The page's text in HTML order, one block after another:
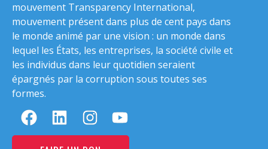
mouvement Transparency International,
mouvement présent dans plus de cent pays dans
le monde animé par une vision : un monde dans
lequel les États, les entreprises, la société civile et
les individus dans leur quotidien seraient
épargnés par la corruption sous toutes ses
formes.